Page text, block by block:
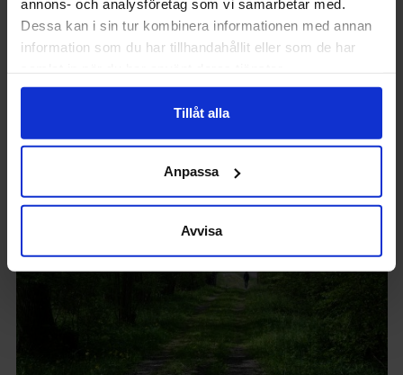
annons- och analysföretag som vi samarbetar med.
Dessa kan i sin tur kombinera informationen med annan
information som du har tillhandahållit eller som de har
Tillåt alla
Anpassa
Avvisa